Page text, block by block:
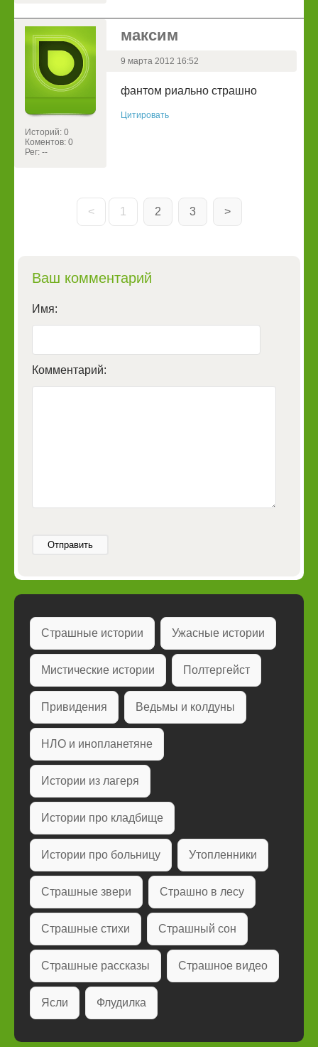
Историй: 0
Коментов: 0
Рег: --
максим
9 марта 2012 16:52
фантом риально страшно
Цитировать
< 1 2 3 >
Ваш комментарий
Имя:
Комментарий:
Отправить
Страшные истории Ужасные истории
Мистические истории Полтергейст
Привидения Ведьмы и колдуны
НЛО и инопланетяне
Истории из лагеря
Истории про кладбище
Истории про больницу Утопленники
Страшные звери Страшно в лесу
Страшные стихи Страшный сон
Страшные рассказы Страшное видео
Ясли Флудилка